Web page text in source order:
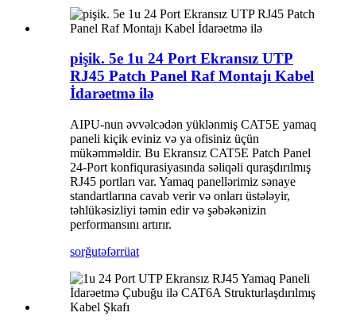
pişik. 5e 1u 24 Port Ekransız UTP
RJ45 Patch Panel Raf Montajı Kabel
İdarəetmə ilə
AIPU-nun əvvəlcədən yüklənmiş CAT5E yamaq
paneli kiçik eviniz və ya ofisiniz üçün
mükəmməldir. Bu Ekransız CAT5E Patch Panel
24-Port konfiqurasiyasında səliqəli quraşdırılmış
RJ45 portları var. Yamaq panellərimiz sənaye
standartlarına cavab verir və onları üstələyir,
təhlükəsizliyi təmin edir və şəbəkənizin
performansını artırır.
sorğutəfərrüat